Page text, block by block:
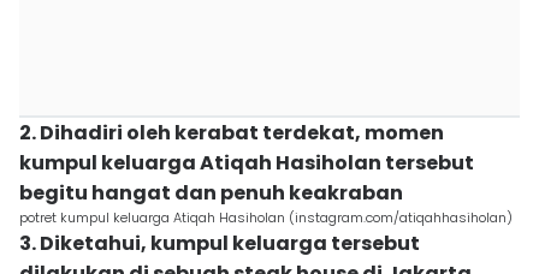
2. Dihadiri oleh kerabat terdekat, momen
kumpul keluarga Atiqah Hasiholan tersebut
begitu hangat dan penuh keakraban
potret kumpul keluarga Atiqah Hasiholan (instagram.com/atiqahhasiholan)
3. Diketahui, kumpul keluarga tersebut